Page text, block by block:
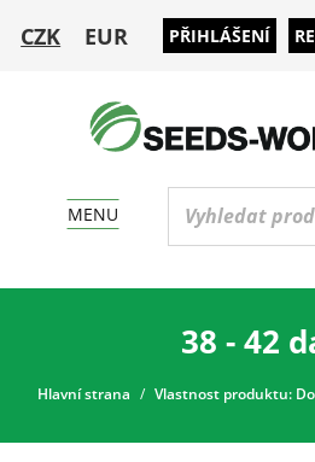
CZK EUR PŘIHLÁŠENÍ
MENU
38 - 42
Hlavní strana Vlastnost produktu: